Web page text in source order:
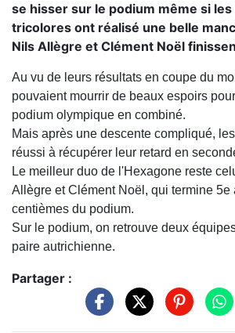
se hisser sur le podium même si
tricolores ont réalisé une belle
Nils Allègre et Clément Noël
Au vu de leurs résultats en coupe du
pouvaient mourrir de beaux espoirs
podium olympique en combiné.
Mais après une descente compliqué,
réussi à récupérer leur retard en
Le meilleur duo de l'Hexagone reste
Allègre et Clément Noël, qui termine 5e
centièmes du podium.
Sur le podium, on retrouve deux
paire autrichienne.
Partager :